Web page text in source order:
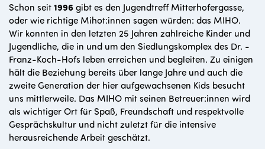
Schon seit1996gibt es den Jugendtreff Mitterhofergasse,
oder wie richtige Mihot:innen sagen würden: das MIHO.
Wir konnten in den letzten 25 Jahren zahlreiche Kinder und
Jugendliche, die in und um den Siedlungskomplex des Dr. -
Franz-Koch-Hofs leben erreichen und begleiten. Zu einigen
hält die Beziehung bereits über lange Jahre und auch die
zweite Generation der hier aufgewachsenen Kids besucht
uns mittlerweile. Das MIHO mit seinen Betreuer:innen wird
als wichtiger Ort für Spaß, Freundschaft und respektvolle
Gesprächskultur und nicht zuletzt für die intensive
herausreichende Arbeit geschätzt.